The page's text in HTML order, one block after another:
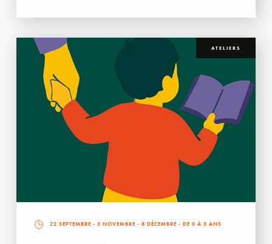
ATELIERS
22 SEPTEMBRE - 3 NOVEMBRE - 8 DÉCEMBRE - DE 0 À 3 ANS